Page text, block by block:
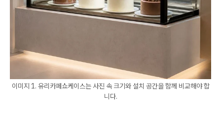
이미지 1. 유리카페쇼케이스는 사진 속 크기와 설치 공간을 함께 비교해야 합
니다.